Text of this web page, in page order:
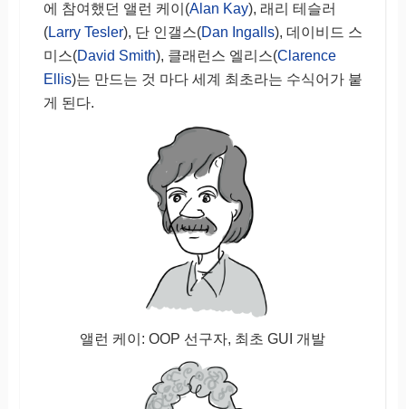
에 참여했던 앨런 케이(Alan Kay), 래리 테슬러
(Larry Tesler), 단 인갤스(Dan Ingalls), 데이비드 스
미스(David Smith), 클래런스 엘리스(Clarence
Ellis)는 만드는 것 마다 세계 최초라는 수식어가 붙
게 된다.
앨런 케이: OOP 선구자, 최초 GUI 개발